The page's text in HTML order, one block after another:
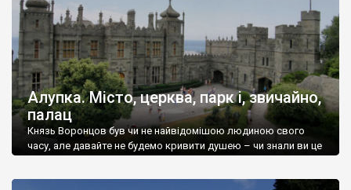
Алупка. Місто, церква, парк і, звичайно,
палац
Князь Воронцов був чи не найвідомішою людиною свого
часу, але давайте не будемо кривити душею – чи знали ви це